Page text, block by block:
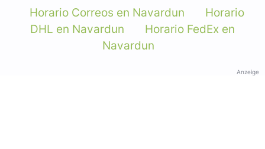
Horario Correos en Navardun
Horario
DHL en Navardun
Horario FedEx en
Navardun
Anzeige